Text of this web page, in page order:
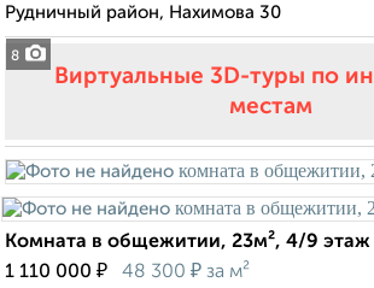
8
Рудничный район, Нахимова 30
Виртуальные 3D-туры по
местам
Комната в общежитии, 23м², 4/9 этаж
1 110 000 ₽ 48 300 ₽ за м²